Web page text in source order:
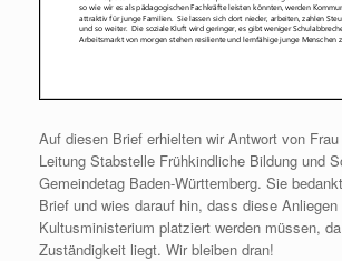
Auf diesen Brief erhielten wir Antwort von
Leitung Stabstelle Frühkindliche Bildung und
Gemeindetag Baden-Württemberg. Sie
Brief und wies darauf hin, dass diese Anliegen
Kultusministerium platziert werden müssen,
Zuständigkeit liegt. Wir bleiben dran!